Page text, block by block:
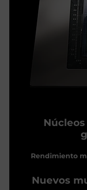
Rendimiento
Nuevos